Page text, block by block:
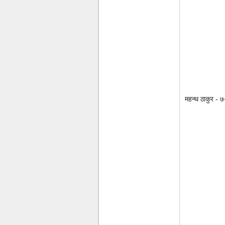
महन्थ ठाकुर -